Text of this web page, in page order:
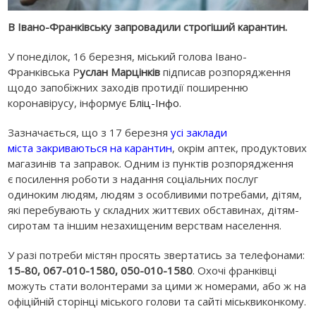
В Івано-Франківську запровадили строгіший карантин.
У понеділок, 16 березня, міський голова Івано-
Франківська Руслан Марцінків підписав розпорядження
щодо запобіжних заходів протидії поширенню
коронавірусу, інформує Бліц-Інфо.
Зазначається, що з 17 березняусі заклади
міста закриваються на карантин, окрім аптек, продуктових
магазинів та заправок. Одним із пунктів розпорядження
є посилення роботи з надання соціальних послуг
одиноким людям, людям з особливими потребами, дітям,
які перебувають у складних життєвих обставинах, дітям-
сиротам та іншим незахищеним верствам населення.
У разі потреби містян просять звертатись за телефонами:
15-80, 067-010-1580, 050-010-1580. Охочі франківці
можуть стати волонтерами за цими ж номерами, або ж на
офіційній сторінці міського голови та сайті міськвиконкому.